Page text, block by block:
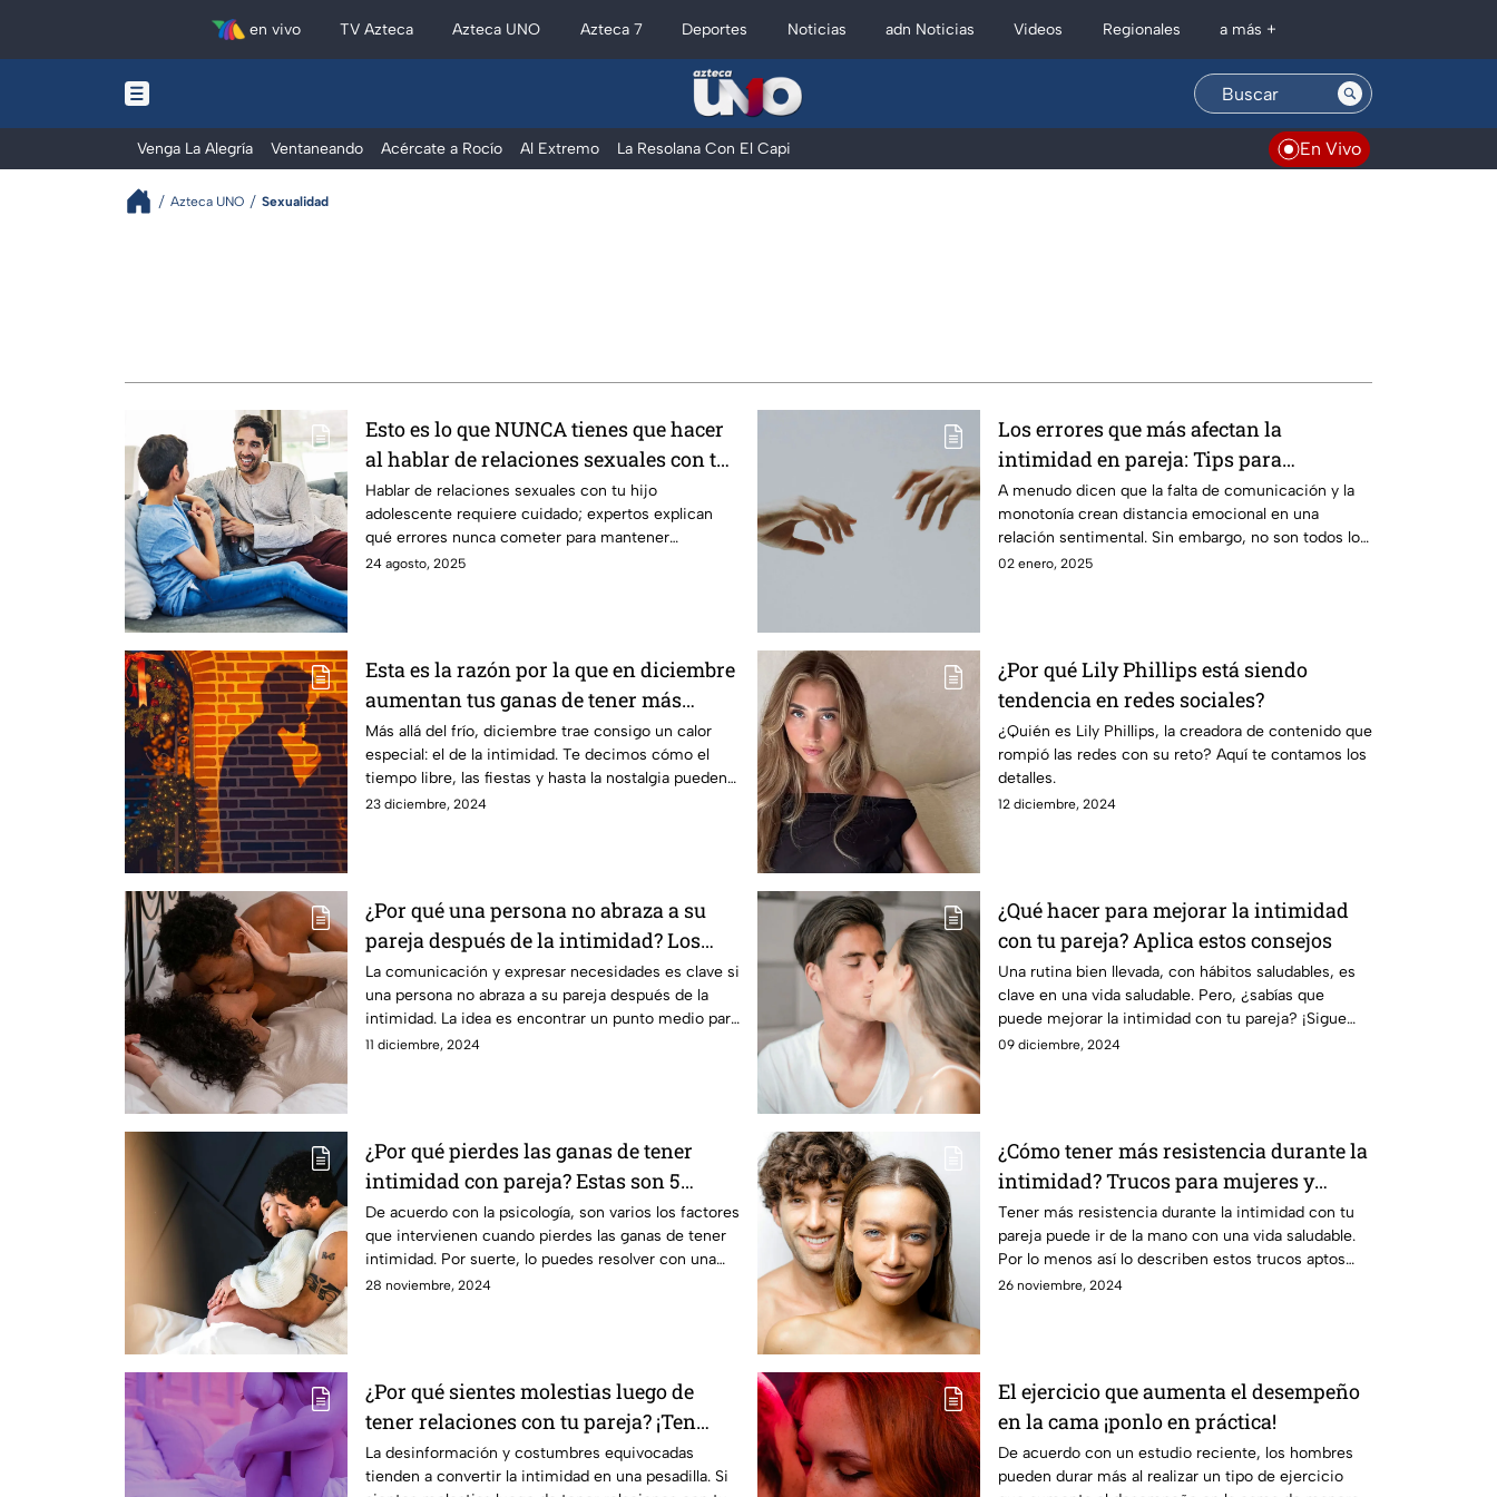
en vivo TV Azteca Azteca UNO Azteca 7 Deportes Noticias adn Noticias Videos Regionales a más +
Venga La Alegría Ventaneando Acércate a Rocío Al Extremo La Resolana Con El Capi En Vivo
Azteca UNO Sexualidad
Esto es lo que NUNCA tienes que hacer
al hablar de relaciones sexuales con tu
hijo adolescente, según expertos
Hablar de relaciones sexuales con tu hijo
adolescente requiere cuidado; expertos explican
qué errores nunca cometer para mantener
confianza y salud emocional.
24 agosto, 2025
Los errores que más afectan la
intimidad en pareja: Tips para
solucionarlos
A menudo dicen que la falta de comunicación y la
monotonía crean distancia emocional en una
relación sentimental. Sin embargo, no son todos los
errores que más afectan la intimidad en pareja.
02 enero, 2025
Esta es la razón por la que en diciembre
aumentan tus ganas de tener más
intimidad
Más allá del frío, diciembre trae consigo un calor
especial: el de la intimidad. Te decimos cómo el
tiempo libre, las fiestas y hasta la nostalgia pueden
influir en nuestro deseo de conexión.
23 diciembre, 2024
¿Por qué Lily Phillips está siendo
tendencia en redes sociales?
¿Quién es Lily Phillips, la creadora de contenido que
rompió las redes con su reto? Aquí te contamos los
detalles.
12 diciembre, 2024
¿Por qué una persona no abraza a su
pareja después de la intimidad? Los
expertos responden
La comunicación y expresar necesidades es clave si
una persona no abraza a su pareja después de la
intimidad. La idea es encontrar un punto medio para
los involucrados.
11 diciembre, 2024
¿Qué hacer para mejorar la intimidad
con tu pareja? Aplica estos consejos
Una rutina bien llevada, con hábitos saludables, es
clave en una vida saludable. Pero, ¿sabías que
puede mejorar la intimidad con tu pareja? ¡Sigue
leyendo!
09 diciembre, 2024
¿Por qué pierdes las ganas de tener
intimidad con pareja? Estas son 5
razones
De acuerdo con la psicología, son varios los factores
que intervienen cuando pierdes las ganas de tener
intimidad. Por suerte, lo puedes resolver con una
serie de cambios en la rutina.
28 noviembre, 2024
¿Cómo tener más resistencia durante la
intimidad? Trucos para mujeres y
hombres
Tener más resistencia durante la intimidad con tu
pareja puede ir de la mano con una vida saludable.
Por lo menos así lo describen estos trucos aptos
para mujeres y hombres.
26 noviembre, 2024
¿Por qué sientes molestias luego de
tener relaciones con tu pareja? ¡Ten
cuidado!
La desinformación y costumbres equivocadas
tienden a convertir la intimidad en una pesadilla. Si
El ejercicio que aumenta el desempeño
en la cama ¡ponlo en práctica!
De acuerdo con un estudio reciente, los hombres
pueden durar más al realizar un tipo de ejercicio